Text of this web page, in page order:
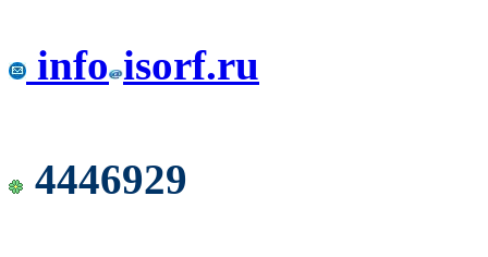
info isorf.ru
4446929